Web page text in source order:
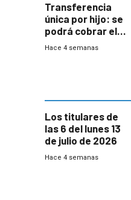
Transferencia
única por hijo: se
podrá cobrar el
100% en efectivo
Hace 4 semanas
Los titulares de
las 6 del lunes 13
de julio de 2026
Hace 4 semanas